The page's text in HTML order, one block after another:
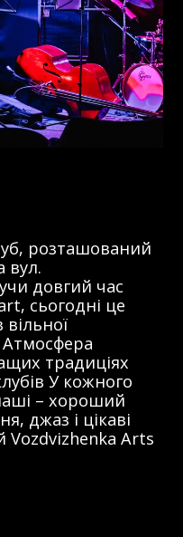
розташований
вул.
довгий час
сьогодні це
вільної
Атмосфера
традиціях
У кожного
– хороший
джаз і цікаві
Arts